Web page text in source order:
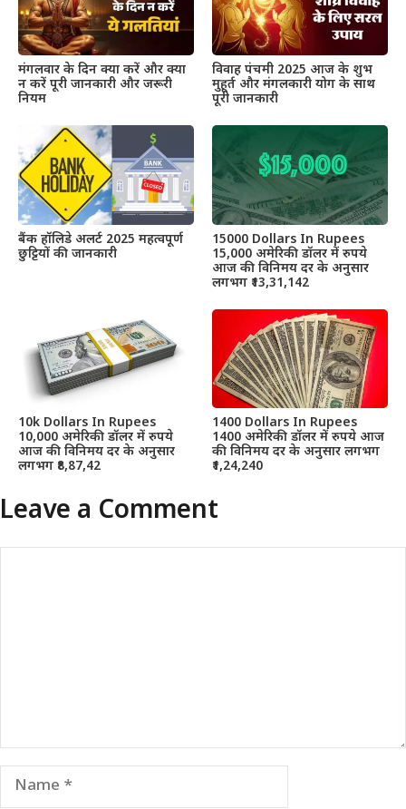
मंगलवार के दिन क्या करें और क्या
न करें पूरी जानकारी और जरूरी
नियम
विवाह पंचमी 2025 आज के शुभ
मुहूर्त और मंगलकारी योग के साथ
पूरी जानकारी
बैंक हॉलिडे अलर्ट 2025 महत्वपूर्ण
छुट्टियों की जानकारी
15000 Dollars In Rupees
15,000 अमेरिकी डॉलर में रुपये
आज की विनिमय दर के अनुसार
लगभग ₹13,31,142
10k Dollars In Rupees
10,000 अमेरिकी डॉलर में रुपये
आज की विनिमय दर के अनुसार
लगभग ₹8,87,42
1400 Dollars In Rupees
1400 अमेरिकी डॉलर में रुपये आज
की विनिमय दर के अनुसार लगभग
₹1,24,240
Leave a Comment
Name